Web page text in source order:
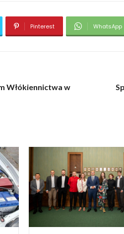
Pinterest WhatsApp
Włókiennictwa w